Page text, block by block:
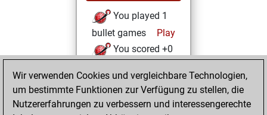
You played 1
bullet games
Play
You scored +0
Freitag, Januar
29, 2021
Wir verwenden Cookies und vergleichbare Technologien,
um bestimmte Funktionen zur Verfügung zu stellen, die
Nutzererfahrungen zu verbessern und interessengerechte